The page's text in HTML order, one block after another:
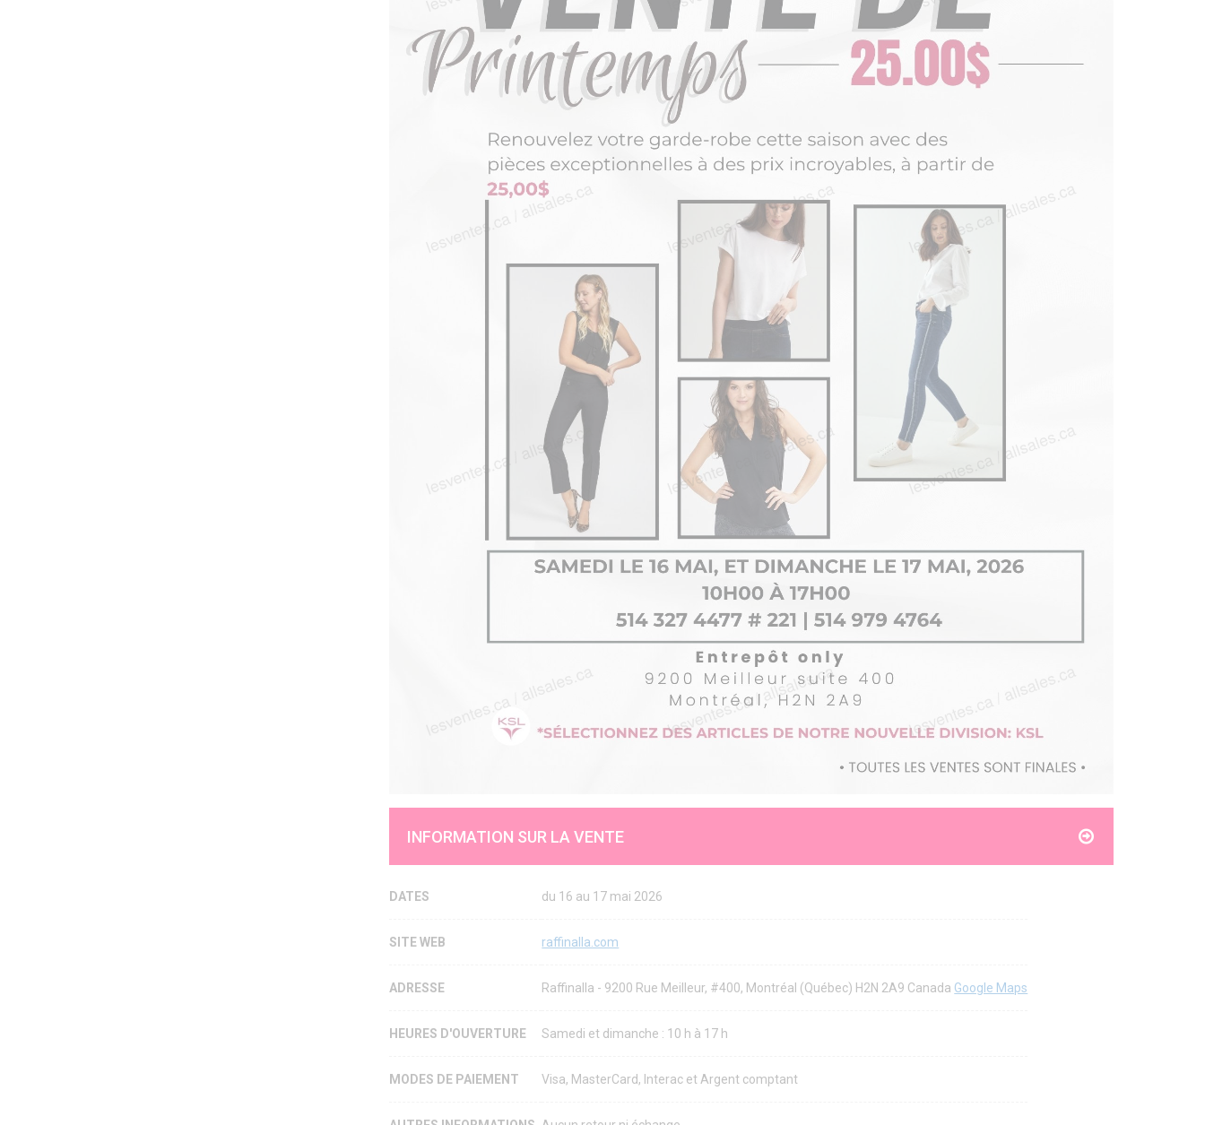
INFORMATION SUR LA VENTE
DATES du 16 au 17 mai 2026
SITE WEB raffinalla.com
ADRESSE Raffinalla - 9200 Rue Meilleur, #400, Montréal (Québec) H2N 2A9 Canada Google Maps
HEURES D'OUVERTURE Samedi et dimanche : 10 h à 17 h
MODES DE PAIEMENT Visa, MasterCard, Interac et Argent comptant